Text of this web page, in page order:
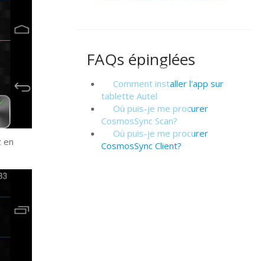
en
FAQs épinglées
Comment installer l'app sur
tablette Autel
Où puis-je me procurer
CosmosSync Scan?
Où puis-je me procurer
CosmosSync Client?